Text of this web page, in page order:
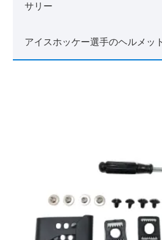
サリー
アイスホッケー選手のヘルメッ